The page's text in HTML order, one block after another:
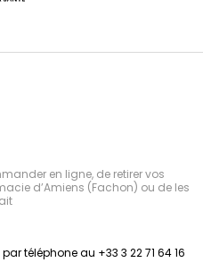
en ligne, de retirer vos
d’Amiens (Fachon) ou de les
téléphone au +33 3 22 71 64 16